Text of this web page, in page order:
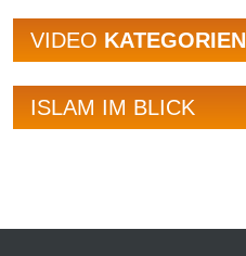
VIDEO KATEGORIEN
ISLAM IM BLICK